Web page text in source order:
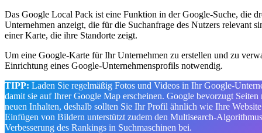
Das Google Local Pack ist eine Funktion in der Google-Suche, die
Unternehmen anzeigt, die für die Suchanfrage des Nutzers relevant
einer Karte, die ihre Standorte zeigt.
Um eine Google-Karte für Ihr Unternehmen zu erstellen und zu
Einrichtung eines Google-Unternehmensprofils notwendig.
TIPP: Laden Sie regelmäßig Fotos und Videos in Ihr Google-
damit sie auf Ihrer Google Map erscheinen. Google bevorzugt
neuen Inhalten, deshalb sollten Sie Ihr Profil ähnlich wie Ihre
Einfügen von Bildern unterstützt zudem den Multisearch-
Verbesserung des Rankings in Suchmaschinen bei.